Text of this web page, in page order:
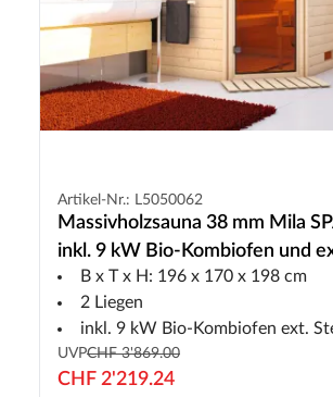
Artikel-Nr.: L5050062
Massivholzsauna 38 mm Mila
inkl. 9 kW Bio-Kombiofen und
Steuerung
B x T x H: 196 x 170 x 198 cm
2 Liegen
inkl. 9 kW Bio-Kombiofen ext.
UVPCHF 3'869.00
CHF 2'219.24